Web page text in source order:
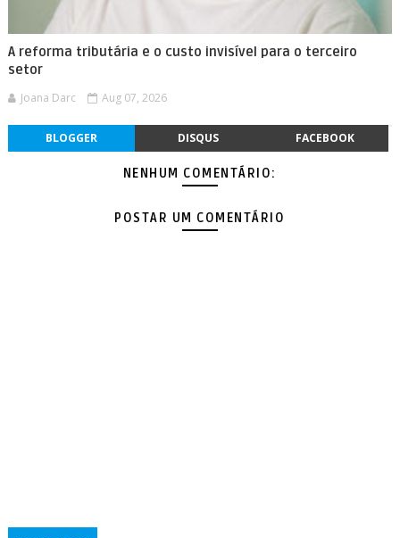
A reforma tributária e o custo invisível para o terceiro
setor
Joana Darc Aug 07, 2026
BLOGGER DISQUS FACEBOOK
NENHUM COMENTÁRIO:
POSTAR UM COMENTÁRIO